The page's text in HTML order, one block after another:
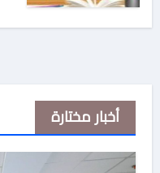
أخبار مختارة